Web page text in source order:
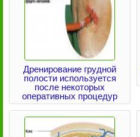
Дренирование грудной
полости используется
после некоторых
оперативных процедур